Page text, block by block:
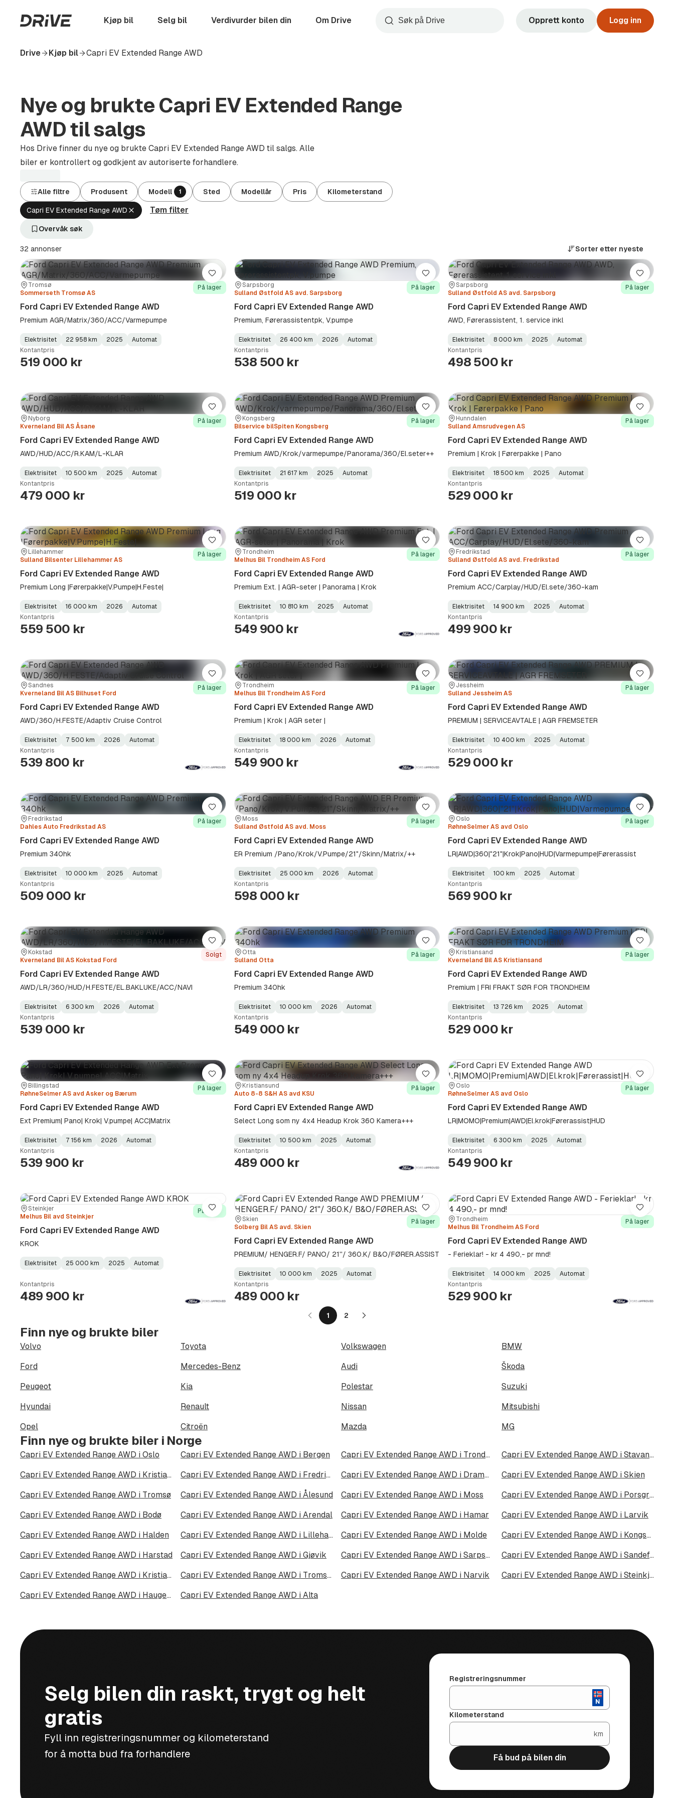
hovedinnhold
Startside Kjøp bil Selg bil Verdivurder bilen din Om Drive Opprett konto Logg inn
Søk
Drive Kjøp bil Capri EV Extended Range AWD
Nye og brukte Capri EV Extended Range
AWD til salgs
Hos Drive finner du nye og brukte Capri EV Extended Range AWD til salgs. Alle
biler er kontrollert og godkjent av autoriserte forhandlere.
Alle filtre Produsent Modell 1 Sted Modellår Pris Kilometerstand
Capri EV Extended Range AWD Fjern
aktivt
Range
AWD
(Modell)
Tøm filter
Overvåk søk
32 annonser Sorter etter nyeste
Sted:Tromsø
Forhandler:
Sommerseth Tromsø AS
På lager
Ford Capri EV Extended Range AWD
Premium AGR/Matrix/360/ACC/Varmepumpe
Fuel
Type:
Elektrisitet
Kilometerstand:
22 958 km
Model
Year:
2025
Gearbox
Type:
Automat
Kontantpris
519 000 kr
Lagre
Sted:
Sarpsborg
Forhandler:
Sulland Østfold AS avd. Sarpsborg
På lager
Ford Capri EV Extended Range AWD
Premium, Førerassistentpk, V.pumpe
Fuel
Type:
Elektrisitet
Kilometerstand:
26 400 km
Model
Year:
2026
Gearbox
Type:
Automat
Kontantpris
538 500 kr
Lagre
Sted:
Sarpsborg
Forhandler:
Sulland Østfold AS avd. Sarpsborg
På lager
Ford Capri EV Extended Range AWD
AWD, Førerassistent, 1. service inkl
Fuel
Type:
Elektrisitet
Kilometerstand:
8 000 km
Model
Year:
2025
Gearbox
Type:
Automat
Kontantpris
498 500 kr
Lagre
Sted:Nyborg
Forhandler:
Kverneland Bil AS Åsane
På lager
Ford Capri EV Extended Range AWD
AWD/HUD/ACC/R.KAM/L-KLAR
Fuel
Type:
Elektrisitet
Kilometerstand:
10 500 km
Model
Year:
2025
Gearbox
Type:
Automat
Kontantpris
479 000 kr
Lagre
Sted:Kongsberg
Forhandler:
Bilservice bilSpiten Kongsberg
På lager
Ford Capri EV Extended Range AWD
Premium AWD/Krok/varmepumpe/Panorama/360/El.seter++
Fuel
Type:
Elektrisitet
Kilometerstand:
21 617 km
Model
Year:
2025
Gearbox
Type:
Automat
Kontantpris
519 000 kr
Lagre
Sted:Hunndalen
Forhandler:
Sulland Amsrudvegen AS
På lager
Ford Capri EV Extended Range AWD
Premium | Krok | Førerpakke | Pano
Fuel
Type:
Elektrisitet
Kilometerstand:
18 500 km
Model
Year:
2025
Gearbox
Type:
Automat
Kontantpris
529 000 kr
Lagre
Sted:Lillehammer
Forhandler:
Sulland Bilsenter Lillehammer AS
På lager
Ford Capri EV Extended Range AWD
Premium Long |Førerpakke|V.Pumpe|H.Feste|
Fuel
Type:
Elektrisitet
Kilometerstand:
16 000 km
Model
Year:
2026
Gearbox
Type:
Automat
Kontantpris
559 500 kr
Lagre
Sted:Trondheim
Forhandler:
Melhus Bil Trondheim AS Ford
På lager
Ford Capri EV Extended Range AWD
Premium Ext. | AGR-seter | Panorama | Krok
Fuel
Type:
Elektrisitet
Kilometerstand:
10 810 km
Model
Year:
2025
Gearbox
Type:
Automat
Kontantpris
549 900 kr
Lagre
Sted:Fredrikstad
Forhandler:
Sulland Østfold AS avd. Fredrikstad
På lager
Ford Capri EV Extended Range AWD
Premium ACC/Carplay/HUD/El.sete/360-kam
Fuel
Type:
Elektrisitet
Kilometerstand:
14 900 km
Model
Year:
2025
Gearbox
Type:
Automat
Kontantpris
499 900 kr
Lagre
Sted:
Sandnes
Forhandler:
Kverneland Bil AS Bilhuset Ford
På lager
Ford Capri EV Extended Range AWD
AWD/360/H.FESTE/Adaptiv Cruise Control
Fuel
Type:
Elektrisitet
Kilometerstand:
7 500 km
Model
Year:
2026
Gearbox
Type:
Automat
Kontantpris
539 800 kr
Lagre
Sted:Trondheim
Forhandler:
Melhus Bil Trondheim AS Ford
På lager
Ford Capri EV Extended Range AWD
Premium | Krok | AGR seter |
Fuel
Type:
Elektrisitet
Kilometerstand:
18 000 km
Model
Year:
2026
Gearbox
Type:
Automat
Kontantpris
549 900 kr
Lagre
Sted:Jessheim
Forhandler:
Sulland Jessheim AS
På lager
Ford Capri EV Extended Range AWD
PREMIUM | SERVICEAVTALE | AGR FREMSETER
Fuel
Type:
Elektrisitet
Kilometerstand:
10 400 km
Model
Year:
2025
Gearbox
Type:
Automat
Kontantpris
529 000 kr
Lagre
Sted:Fredrikstad
Forhandler:
Dahles Auto Fredrikstad AS
På lager
Ford Capri EV Extended Range AWD
Premium 340hk
Fuel
Type:
Elektrisitet
Kilometerstand:
10 000 km
Model
Year:
2025
Gearbox
Type:
Automat
Kontantpris
509 000 kr
Lagre
Sted:
Moss
Forhandler:
Sulland Østfold AS avd. Moss
På lager
Ford Capri EV Extended Range AWD
ER Premium /Pano/Krok/V.Pumpe/21"/Skinn/Matrix/++
Fuel
Type:
Elektrisitet
Kilometerstand:
25 000 km
Model
Year:
2026
Gearbox
Type:
Automat
Kontantpris
598 000 kr
Lagre
Sted:
Oslo
Forhandler:
RøhneSelmer AS avd Oslo
På lager
Ford Capri EV Extended Range AWD
LR|AWD|360|"21"|Krok|Pano|HUD|Varmepumpe|Førerassist
Fuel
Type:
Elektrisitet
Kilometerstand :
100 km
Model
Year:
2025
Gearbox
Type:
Automat
Kontantpris
569 900 kr
Lagre
Sted:Kokstad
Forhandler:
Kverneland Bil AS Kokstad Ford
Solgt
Ford Capri EV Extended Range AWD
AWD/LR/360/HUD/H.FESTE/EL.BAKLUKE/ACC/NAVI
Fuel
Type:
Elektrisitet
Kilometerstand:
6 300 km
Model
Year:
2026
Gearbox
Type:
Automat
Kontantpris
539 000 kr
Lagre
Sted:
Otta
Forhandler:
Sulland Otta
På lager
Ford Capri EV Extended Range AWD
Premium 340hk
Fuel
Type:
Elektrisitet
Kilometerstand:
10 000 km
Model
Year:
2026
Gearbox
Type:
Automat
Kontantpris
549 000 kr
Lagre
Sted:Kristiansand
Forhandler:
Kverneland Bil AS Kristiansand
På lager
Ford Capri EV Extended Range AWD
Premium | FRI FRAKT SØR FOR TRONDHEIM
Fuel
Type:
Elektrisitet
Kilometerstand:
13 726 km
Model
Year:
2025
Gearbox
Type:
Automat
Kontantpris
529 000 kr
Lagre
Sted:Billingstad
Forhandler:
RøhneSelmer AS avd Asker og Bærum
På lager
Ford Capri EV Extended Range AWD
Ext Premium| Pano| Krok| V.pumpe| ACC|Matrix
Fuel
Type:
Elektrisitet
Kilometerstand:
7 156 km
Model
Year:
2026
Gearbox
Type:
Automat
Kontantpris
539 900 kr
Lagre
Sted:Kristiansund
Forhandler:
Auto 8-8 S&H AS avd KSU
På lager
Ford Capri EV Extended Range AWD
Select Long som ny 4x4 Headup Krok 360 Kamera+++
Fuel
Type:
Elektrisitet
Kilometerstand:
10 500 km
Model
Year:
2025
Gearbox
Type:
Automat
Kontantpris
489 000 kr
Lagre
Sted:
Oslo
Forhandler:
RøhneSelmer AS avd Oslo
På lager
Ford Capri EV Extended Range AWD
LR|MOMO|Premium|AWD|El.krok|Førerassist|HUD
Fuel
Type:
Elektrisitet
Kilometerstand:
6 300 km
Model
Year:
2025
Gearbox
Type:
Automat
Kontantpris
549 900 kr
Lagre
Sted:
Steinkjer
Forhandler:
Melhus Bil avd Steinkjer
På lager
Ford Capri EV Extended Range AWD
KROK
Fuel
Elektrisitet
Kilometerstand:
25 000 km
Model
2025
Gearbox
Automat
Kontantpris
489 900 kr
Lagre
Sted:
Skien
Forhandler:
Solberg Bil AS avd. Skien
På lager
Ford Capri EV Extended Range AWD
PREMIUM/ HENGER.F/ PANO/ 21''/ 360.K/ B&O/FØRER.ASSIST
Fuel
Type:
Elektrisitet
Kilometerstand:
10 000 km
Model
Year:
2025
Gearbox
Type:
Automat
Kontantpris
489 000 kr
Lagre
Sted:Trondheim
Forhandler:
Melhus Bil Trondheim AS Ford
På lager
Ford Capri EV Extended Range AWD
- Ferieklar! - kr 4 490,- pr mnd!
Fuel
Type:
Elektrisitet
Kilometerstand:
14 000 km
Model
Year:
2025
Gearbox
Type:
Automat
Kontantpris
529 900 kr
Lagre
1 2
Neste
Finn nye og brukte biler
Volvo Toyota Volkswagen BMW
Ford Mercedes-Benz Audi Škoda
Peugeot Kia Polestar Suzuki
Hyundai Renault Nissan Mitsubishi
Opel Citroën Mazda MG
Finn nye og brukte biler i Norge
Capri EV Extended Range AWD i Oslo Capri EV Extended Range AWD i Bergen Capri EV Extended Range AWD i Trondheim Capri EV Extended Range AWD i Stavanger
Capri EV Extended Range AWD i Kristiansand Capri EV Extended Range AWD i Fredrikstad Capri EV Extended Range AWD i Drammen Capri EV Extended Range AWD i Skien
Capri EV Extended Range AWD i Tromsø Capri EV Extended Range AWD i Ålesund Capri EV Extended Range AWD i Moss Capri EV Extended Range AWD i Porsgrunn
Capri EV Extended Range AWD i Bodø Capri EV Extended Range AWD i Arendal Capri EV Extended Range AWD i Hamar Capri EV Extended Range AWD i Larvik
Capri EV Extended Range AWD i Halden Capri EV Extended Range AWD i Lillehammer Capri EV Extended Range AWD i Molde Capri EV Extended Range AWD i Kongsberg
Capri EV Extended Range AWD i Harstad Capri EV Extended Range AWD i Gjøvik Capri EV Extended Range AWD i Sarpsborg Capri EV Extended Range AWD i Sandefjord
Capri EV Extended Range AWD i Kristiansund Capri EV Extended Range AWD i Tromsdalen Capri EV Extended Range AWD i Narvik Capri EV Extended Range AWD i Steinkjer
Capri EV Extended Range AWD i Haugesund Capri EV Extended Range AWD i Alta
Selg bilen din raskt, trygt og helt
gratis
Fyll inn registreringsnummer og kilometerstand
for å motta bud fra forhandlere
Registreringsnummer
Kilometerstand
km
Få bud på bilen din